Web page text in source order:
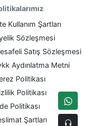
Kullanım Şartları
Sözleşmesi
Satış Sözleşmesi
Aydınlatma Metni
Politikası
Politikası
Politikası
Şartları